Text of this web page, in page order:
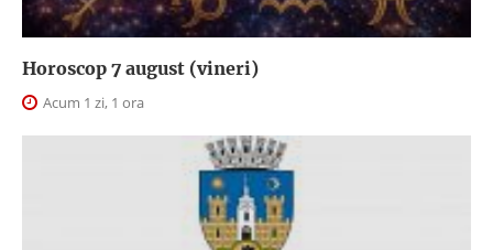
Horoscop 7 august (vineri)
Acum 1 zi, 1 ora